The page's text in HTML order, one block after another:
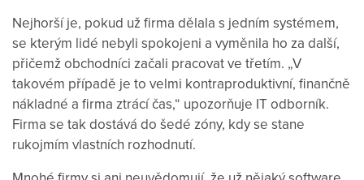
Nejhorší je, pokud už firma dělala s jedním systémem,
se kterým lidé nebyli spokojeni a vyměnila ho za další,
přičemž obchodníci začali pracovat ve třetím. „V
takovém případě je to velmi kontraproduktivní, finančně
nákladné a firma ztrácí čas,“ upozorňuje IT odborník.
Firma se tak dostává do šedé zóny, kdy se stane
rukojmím vlastních rozhodnutí.